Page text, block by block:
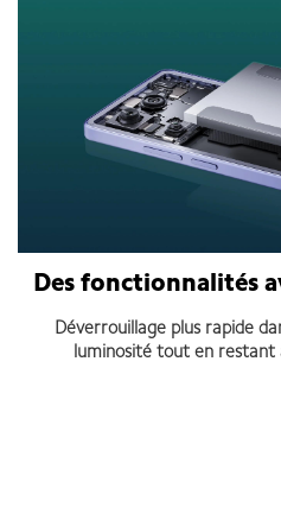
Des fonctionnalités
Déverrouillage plus rapide
luminosité tout en restant